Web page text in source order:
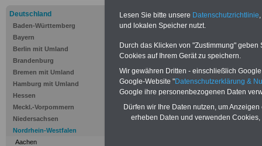
Deutschland
Baden-Württemberg
Bayern
Berlin mit Umland
Brandenburg
Bremen mit Umland
Hamburg mit Umland
Hessen
Meckl.-Vorpommern
Niedersachsen
Nordrhein-Westfalen
Aachen
in Nordrhein-
Boden gab der
Namen, die
Soest ist das
der von Wällen
Lesen Sie bitte unsere Datenschutzrichtlinie
und lokalen Speicher nutzt.
Durch das Klicken von "Zustimmung"
Cookies auf Ihrem Gerät zu speichern.
Wir gewähren Dritten - einschließlich
Google-Website "Datenschutzerklärung &
Google ihre personenbezogenen Daten
Dürfen wir Ihre Daten nutzen, um
erheben Daten und verwenden